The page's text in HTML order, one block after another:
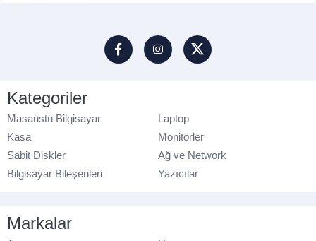
Kategoriler
Masaüstü Bilgisayar
Laptop
Kasa
Monitörler
Sabit Diskler
Ağ ve Network
Bilgisayar Bileşenleri
Yazıcılar
Markalar